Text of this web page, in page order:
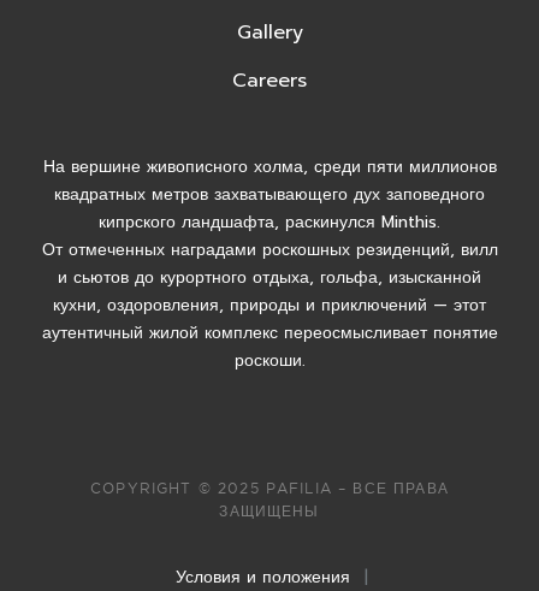
Gallery
Careers
На вершине живописного холма, среди пяти миллионов
квадратных метров захватывающего дух заповедного
кипрского ландшафта, раскинулся Minthis.
От отмеченных наградами роскошных резиденций, вилл
и сьютов до курортного отдыха, гольфа, изысканной
кухни, оздоровления, природы и приключений — этот
аутентичный жилой комплекс переосмысливает понятие
роскоши.
COPYRIGHT © 2025 PAFILIA – ВСЕ ПРАВА
ЗАЩИЩЕНЫ
Условия и положения
|